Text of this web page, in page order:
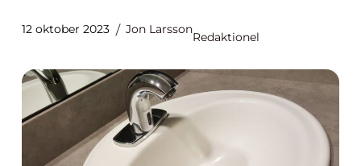
12 oktober 2023 Jon Larsson
Redaktionel